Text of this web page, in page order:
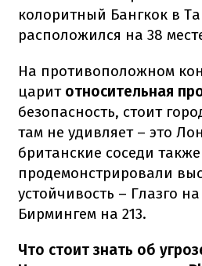
колоритный Бангкок в
расположился на 38
На противоположном
царит относительная
безопасность, стоит
там не удивляет – это
британские соседи также
продемонстрировали
устойчивость – Глазго на
Бирмингем на 213.
Что стоит знать об